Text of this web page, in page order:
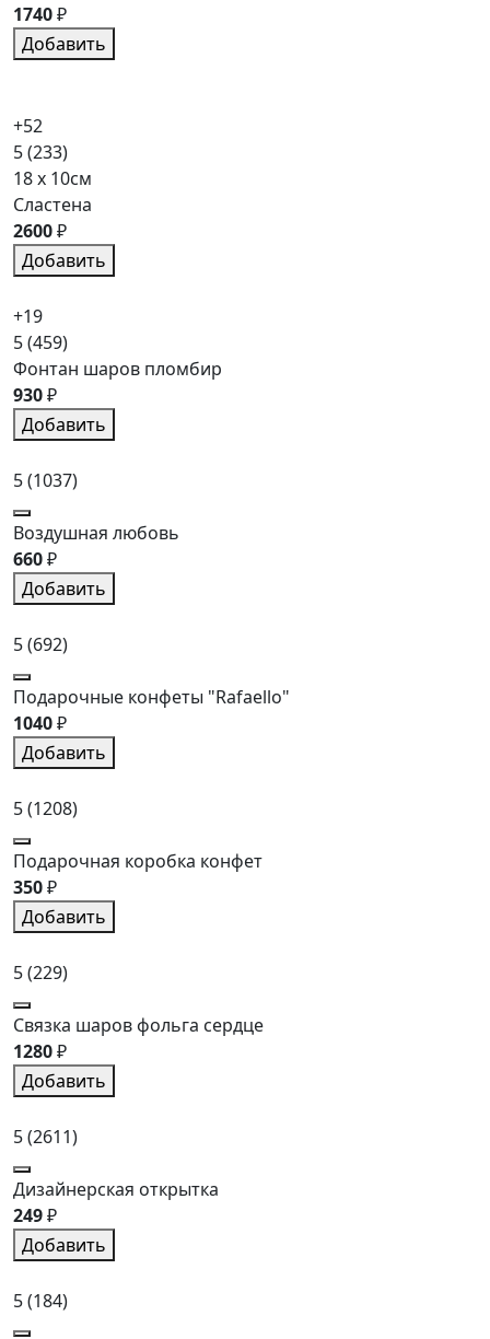
1740₽
Добавить
+52
5(233)
18 x 10см
Сластена
2600₽
Добавить
+19
5(459)
Фонтан шаров пломбир
930₽
Добавить
5(1037)
Воздушная любовь
660₽
Добавить
5(692)
Подарочные конфеты "Rafaello"
1040₽
Добавить
5(1208)
Подарочная коробка конфет
350₽
Добавить
5(229)
Связка шаров фольга сердце
1280₽
Добавить
5(2611)
Дизайнерская открытка
249₽
Добавить
5(184)